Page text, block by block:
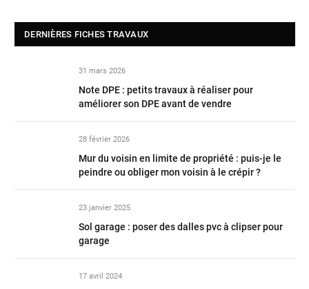
DERNIÈRES FICHES TRAVAUX
31 mars 2026
Note DPE : petits travaux à réaliser pour
améliorer son DPE avant de vendre
28 février 2026
Mur du voisin en limite de propriété : puis-je le
peindre ou obliger mon voisin à le crépir ?
23 janvier 2025
Sol garage : poser des dalles pvc à clipser pour
garage
17 avril 2024